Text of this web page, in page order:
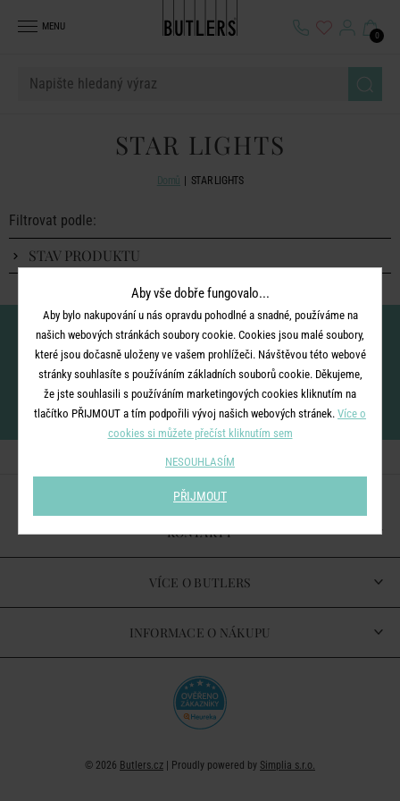
MENU
0
STAR LIGHTS
Domů STAR LIGHTS
Filtrovat podle:
STAV PRODUKTU
Nenechte si ujít novinky!
vložením e-mailu souhlasíte sezpracováním osobních údajůpro zasílání našeho
newsletteru
KONTAKTY
VÍCE O BUTLERS
INFORMACE O NÁKUPU
© 2026 Butlers.cz | Proudly powered by Simplia s.r.o.
Aby vše dobře fungovalo...
Aby bylo nakupování u nás opravdu pohodlné a snadné, používáme na
našich webových stránkách soubory cookie. Cookies jsou malé soubory,
které jsou dočasně uloženy ve vašem prohlížeči. Návštěvou této webové
stránky souhlasíte s používáním základních souborů cookie. Děkujeme,
že jste souhlasili s používáním marketingových cookies kliknutím na
tlačítko PŘIJMOUT a tím podpořili vývoj našich webových stránek. Více o
cookies si můžete přečíst kliknutím sem
NESOUHLASÍM
PŘIJMOUT